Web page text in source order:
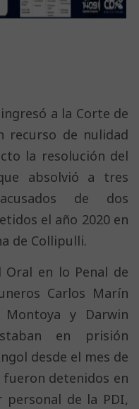
a la Corte de
recurso de nulidad
la resolución del
absolvió a tres
de dos
el año 2020 en
de Collipulli.
Oral en lo Penal de
Carlos Marín
y Darwin
en prisión
desde el mes de
detenidos en
de la PDI,